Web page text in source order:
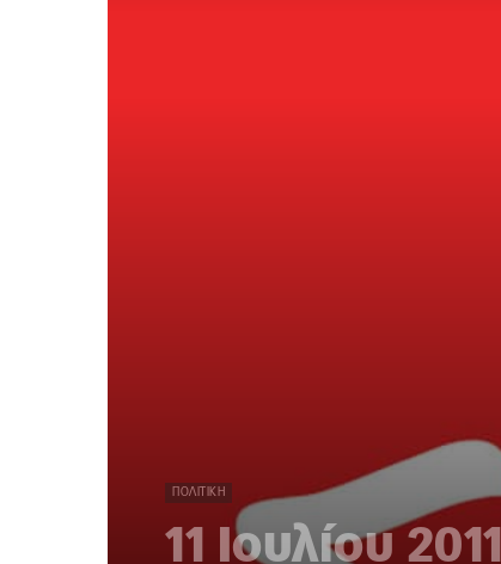
ΠΟΛΙΤΙΚΉ
11 Ιουλίου